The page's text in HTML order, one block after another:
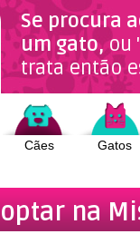
Se procura
um gato,ou
trata então
Cães Gatos
na